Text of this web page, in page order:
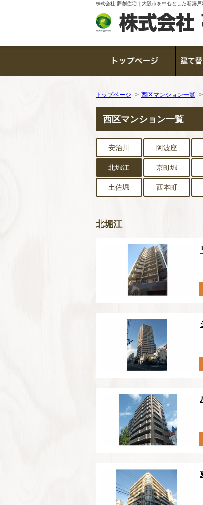
株式会社 夢創住宅｜大阪市を中心とした新築
トップページ 西区マンション一覧
西区マンション一覧
安治川 阿波座
北堀江 京町堀
土佐堀 西本町
北堀江